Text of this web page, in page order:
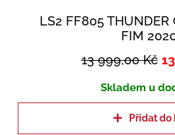
LS2 FF805 THUNDER
FIM
13 999,00Kč
Skladem u
Přidat do